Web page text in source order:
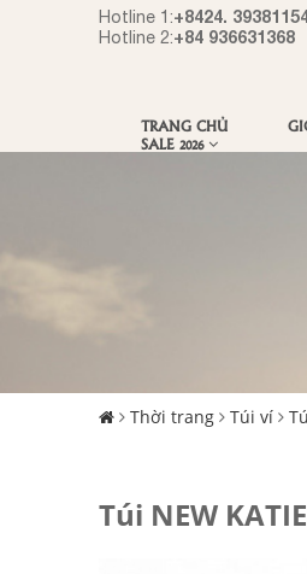
Hotline 1:+8424.
Hotline 2:+84 936631368
TRANG CHỦ
SALE 2026
Thời trang Túi ví
Túi NEW